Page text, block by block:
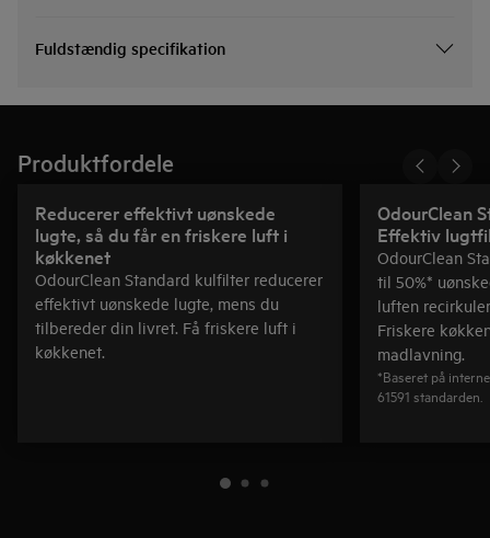
Fuldstændig specifikation
Produktfordele
Reducerer effektivt uønskede
lugte, så du får en friskere luft i
køkkenet
OdourClean Standard kulfilter reducerer
effektivt uønskede lugte, mens du
tilbereder din livret. Få friskere luft i
køkkenet.
OdourClean
Effektiv
OdourClean
til 50%*
luften
Friskere
madlavning.
*Baseret på
61591 standarden.